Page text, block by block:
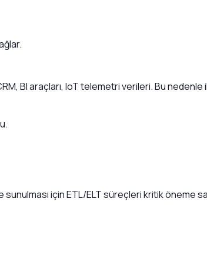
BI araçları, IoT telemetri verileri. Bu nedenle
için ETL/ELT süreçleri kritik öneme